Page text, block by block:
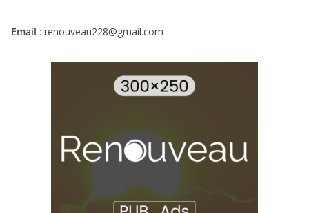
Email : renouveau228@gmail.com